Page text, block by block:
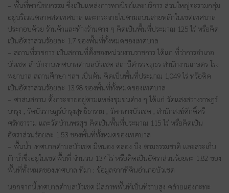
– พื้นที่พาณิชยกรรม ซึ่งเป็นแหล่งการพาณิชย์และบริการ ส่วนใหญ่จะรวมกลุ่ม
อยู่บริเวณตลาดสดเทศบาล และกระจายไปตามถนนสายหลักในเขตเทศบาล
ประกอบด้วย ร้านค้าและห้างร้านต่าง ๆ คิดเป็นพื้นที่ประมาณ 125 ไร่ หรือคิด
เป็นอัตราส่วนร้อยละ 1.7 ของพื้นที่ทั้งหมดของเทศบาล
– สถานที่ราชการ เป็นสถานที่ตั้งของหน่วยงานราชการ ได้แก่ ที่ว่าการอำเภอ
บัวเชด สำนักงานเทศบาลตำบลบัวเชด สถานีตำรวจภูธร สำนักงานเกษตร โรง
พยาบาล สถานศึกษา ฯลฯ เป็นต้น คิดเป็นพื้นที่ประมาณ 1,049 ไร่ หรือคิด
เป็นอัตราส่วนร้อยละ 13.98 ของพื้นที่ทั้งหมดของเทศบาล
– ศาสนสถาน ตั้งกระจายอยู่ตามแหล่งชุมชนต่าง ๆ ได้แก่ วัดแสงสว่างราษฎร์
บำรุง , วัดบัวราษฎร์บำรุงสุทธิธาราม , วัดกลางบัวเชด , สำนักสงฆ์ศักดิ์ศรี
ศรัทธาราม และวัดบ้านพรสุข คิดเป็นพื้นที่ประมาณ 115 ไร่ หรือคิดเป็น
อัตราส่วนร้อยละ 1.53 ของพื้นที่ทั้งหมดของเทศบาล
– พื้นน้ำ เทศบาลตำบลบัวเชด มีหนอง คลอง บึง ตามธรรมชาติ และสระเก็บ
กักน้ำซึ่งอยู่ในเขตพื้นที่ จำนวน 137 ไร่ หรือคิดเป็นอัตราส่วนร้อยละ 1.82 ของ
พื้นที่ทั้งหมดของเทศบาล ที่มา : ข้อมูลจากที่ดินอำเภอบัวเชด
นอกจากนี้เทศบาลตำบลบัวเชด มีสภาพพื้นที่เป็นที่ราบสูง คล้ายแอ่งกะทะ